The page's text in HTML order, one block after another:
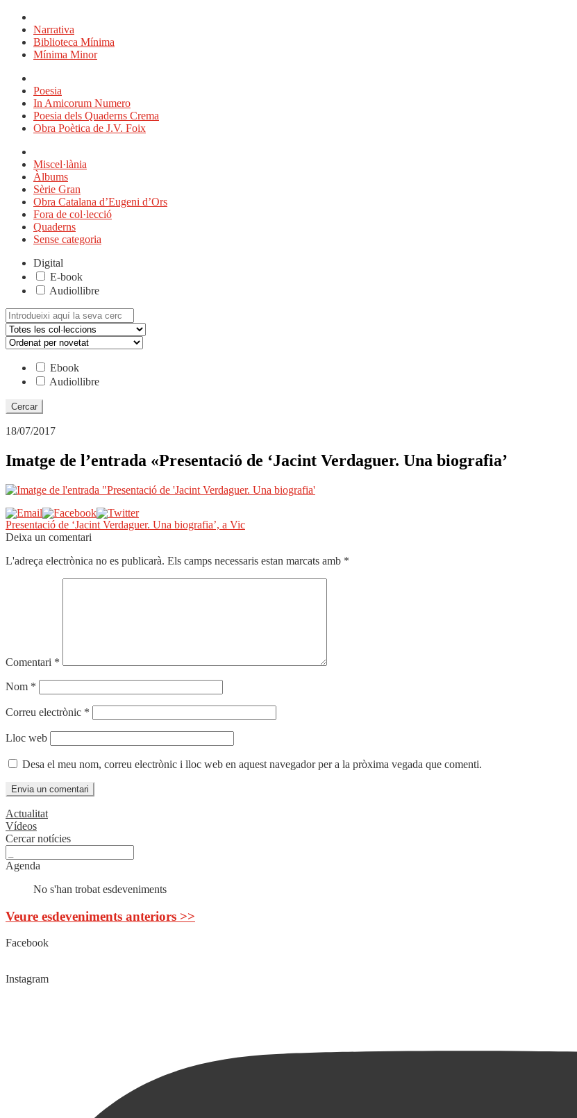
Narrativa
Biblioteca Mínima
Mínima Minor
Poesia
In Amicorum Numero
Poesia dels Quaderns Crema
Obra Poètica de J.V. Foix
Miscel·lània
Àlbums
Sèrie Gran
Obra Catalana d’Eugeni d’Ors
Fora de col·lecció
Quaderns
Sense categoria
Digital
E-book
Audiollibre
Cerca:
Ebook
Audiollibre
18/07/2017
Imatge de l’entrada «Presentació de ‘Jacint Verdaguer. Una biografia’
Navegació
d'entrades
Entrada
anterior:
Presentació de ‘Jacint Verdaguer. Una biografia’, a Vic
Deixa un comentari
L'adreça electrònica no es publicarà. Els camps necessaris estan marcats amb *
Comentari *
Nom *
Correu electrònic *
Lloc web
Desa el meu nom, correu electrònic i lloc web en aquest navegador per a la pròxima vegada que comenti.
Actualitat
Vídeos
Cercar notícies
Agenda
No s'han trobat esdeveniments
Veure esdeveniments anteriors >>
Facebook
Instagram